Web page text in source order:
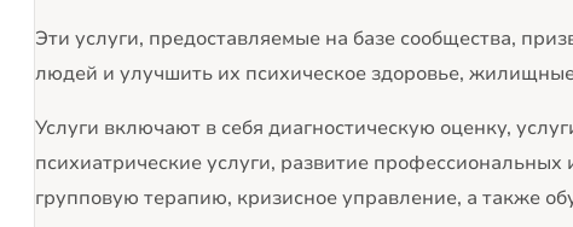
Эти услуги, предоставляемые на базе сообщества,
людей и улучшить их психическое здоровье,
Услуги включают в себя диагностическую оценку,
психиатрические услуги, развитие
групповую терапию, кризисное управление, а также